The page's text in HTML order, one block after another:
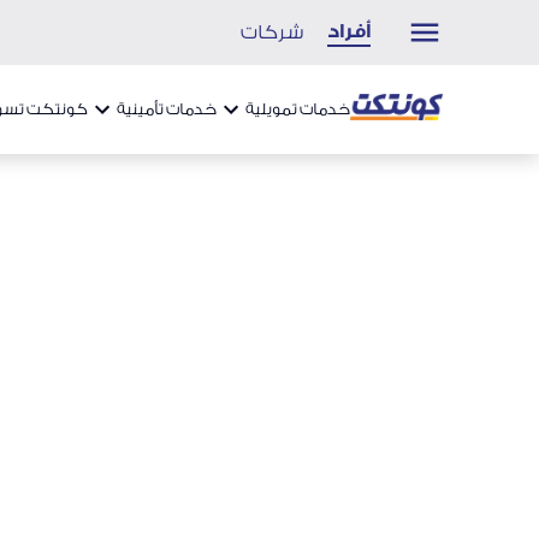
أفراد شركات
خدمات تمويلية خدمات تأمينية كونتكت